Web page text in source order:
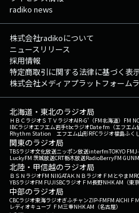
radiko news
株式会社radikoについて
ニュースリリース
採用情報
特定商取引に関する法律に基づく表
株式会社メディアプラットフォーム
北海道・東北のラジオ局
ＨＢＣラジオＳＴＶラジオAIR-G'（FM北海道） FM
IBCラジオエフエム岩手tbcラジオDate fm（エフエム
Rhythm Station エフエム山形RFCラジオ福島ふく
関東のラジオ局
TBSラジオ文化放送ニッポン放送interfmTOKYO FM
LuckyFM 茨城放送CRT栃木放送RadioBerryFM
北陸・甲信越のラジオ局
ＢＳＮラジオFM NIIGATAＫＮＢラジオ ＦＭとやま
YBSラジオFM FUJISBCラジオ ＦＭ長野NHK AM（東京
中部のラジオ局
CBCラジオ東海ラジオぎふチャンZIP-FMFM AICHI Ｆ
レディオキューブ ＦＭ三重NHK AM（名古屋）